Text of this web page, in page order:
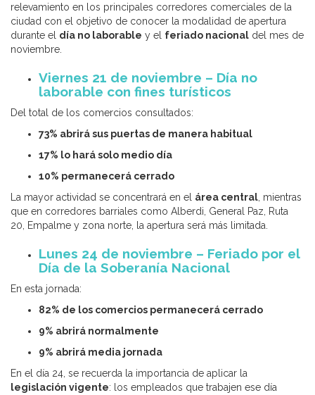
relevamiento en los principales corredores comerciales de la
ciudad con el objetivo de conocer la modalidad de apertura
durante el día no laborable y el feriado nacional del mes de
noviembre.
Viernes 21 de noviembre – Día no
laborable con fines turísticos
Del total de los comercios consultados:
73% abrirá sus puertas de manera habitual
17% lo hará solo medio día
10% permanecerá cerrado
La mayor actividad se concentrará en el área central , mientras
que en corredores barriales como Alberdi, General Paz, Ruta
20, Empalme y zona norte, la apertura será más limitada.
Lunes 24 de noviembre – Feriado por el
Día de la Soberanía Nacional
En esta jornada:
82% de los comercios permanecerá cerrado
9% abrirá normalmente
9% abrirá media jornada
En el día 24, se recuerda la importancia de aplicar la
legislación vigente: los empleados que trabajen ese día